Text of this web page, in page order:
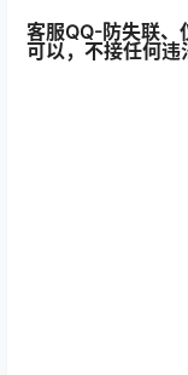
客服QQ-防失联、
可以，不接任何